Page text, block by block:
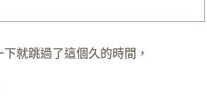
就跳過了這個久的時間，